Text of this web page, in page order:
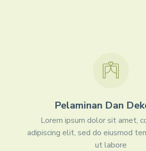
Pelaminan Dan
Lorem ipsum dolor sit amet,
adipiscing elit, sed do eiusmod
ut labore